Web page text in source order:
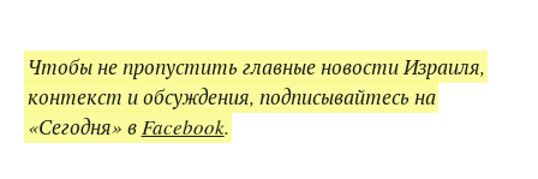
Чтобы не пропустить главные новости Израиля,
контекст и обсуждения, подписывайтесь на
«Сегодня» вFacebook.